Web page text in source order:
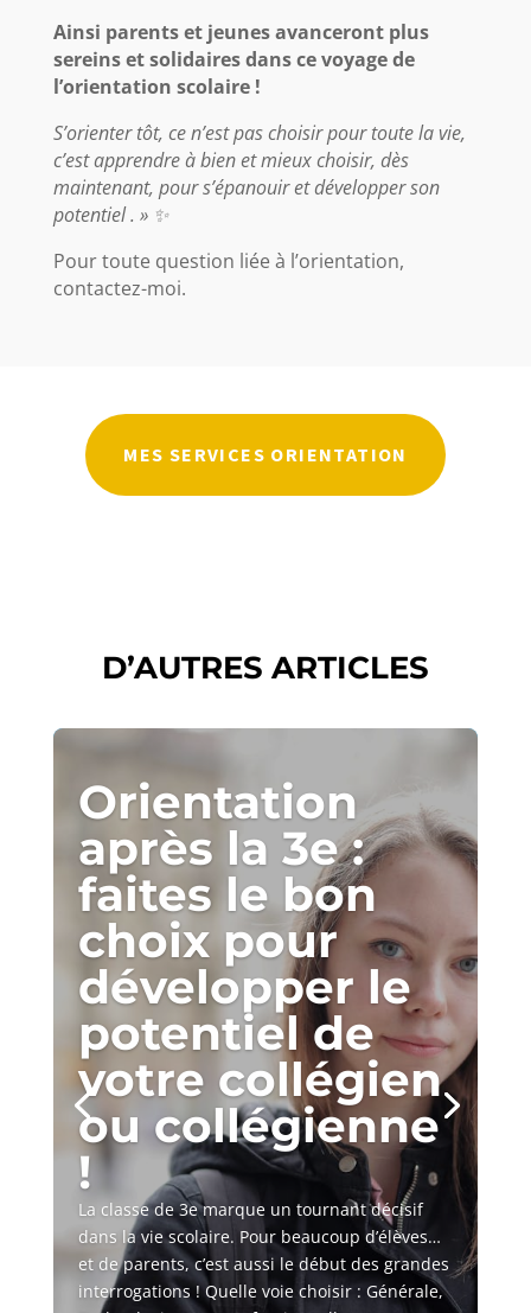
Ainsi parents et jeunes avanceront plus
sereins et solidaires dans ce voyage de
l’orientation scolaire !
S’orienter tôt, ce n’est pas choisir pour toute la vie,
c’est apprendre à bien et mieux choisir, dès
maintenant, pour s’épanouir et développer son
potentiel . » ✨
Pour toute question liée à l’orientation,
contactez-moi.
MES SERVICES ORIENTATION
D’AUTRES ARTICLES
Orientation
après la 3e :
faites le bon
choix pour
développer le
potentiel de
votre collégien
ou collégienne
!
La classe de 3e marque un tournant décisif
dans la vie scolaire. Pour beaucoup d’élèves…
et de parents, c’est aussi le début des grandes
interrogations ! Quelle voie choisir : Générale,